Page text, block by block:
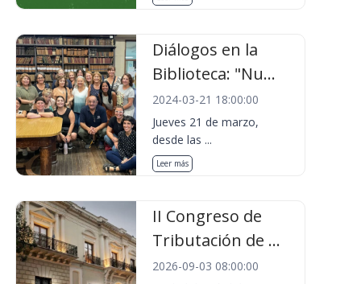
Diálogos en la
Biblioteca: "Nu...
2024-03-21 18:00:00
Jueves 21 de marzo,
desde las ...
Leer más
II Congreso de
Tributación de ...
2026-09-03 08:00:00